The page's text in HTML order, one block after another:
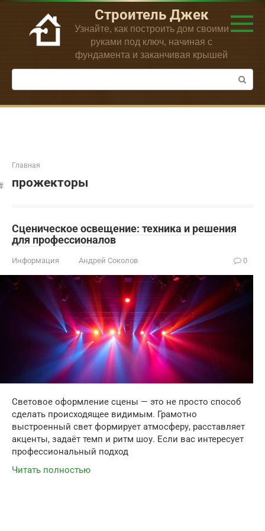
Перейти
контенту
Строитель Джек
Узнайте, как построить дом своими
руками под ключ, начиная с
фундамента и заканчивая крышей
Поиск:
Главная
прожекторы
Сценическое освещение: техника и решения
для профессионалов
Информация Андрей Соколов 0
Световое оформление сцены — это не просто способ
сделать происходящее видимым. Грамотно
выстроенный свет формирует атмосферу, расставляет
акценты, задаёт темп и ритм шоу. Если вас интересует
профессиональный подход
Читать полностью